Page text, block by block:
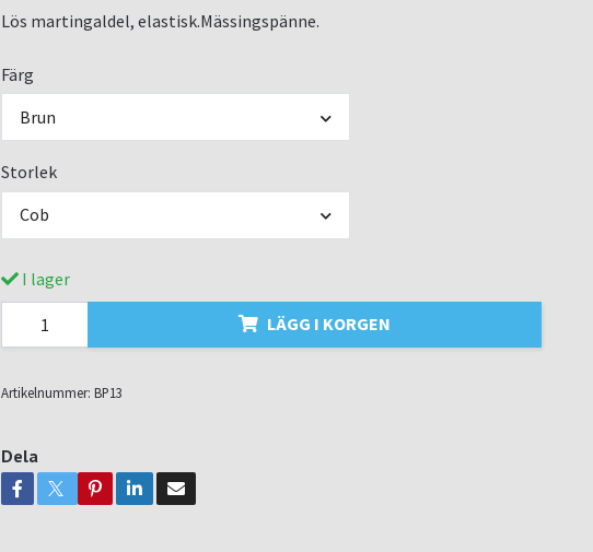
Lös martingaldel, elastisk.Mässingspänne.
Färg
Brun
Storlek
Cob
I lager
LÄGG I KORGEN
Artikelnummer: BP13
Dela